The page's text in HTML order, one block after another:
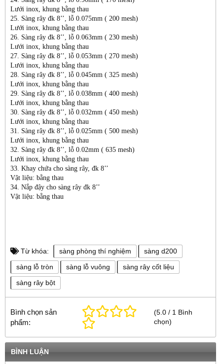
Lưới inox, khung bằng thau
25. Sàng rây đk 8’’, lỗ 0.075mm ( 200 mesh)
Lưới inox, khung bằng thau
26. Sàng rây đk 8’’, lỗ 0.063mm ( 230 mesh)
Lưới inox, khung bằng thau
27. Sàng rây đk 8’’, lỗ 0.053mm ( 270 mesh)
Lưới inox, khung bằng thau
28. Sàng rây đk 8’’, lỗ 0.045mm ( 325 mesh)
Lưới inox, khung bằng thau
29. Sàng rây đk 8’’, lỗ 0.038mm ( 400 mesh)
Lưới inox, khung bằng thau
30. Sàng rây đk 8’’, lỗ 0.032mm ( 450 mesh)
Lưới inox, khung bằng thau
31. Sàng rây đk 8’’, lỗ 0.025mm ( 500 mesh)
Lưới inox, khung bằng thau
32. Sàng rây đk 8’’, lỗ 0.02mm ( 635 mesh)
Lưới inox, khung bằng thau
33. Khay chứa cho sàng rây, đk 8’’
Vật liệu: bằng thau
34. Nắp đậy cho sàng rây đk 8’’
Vật liệu: bằng thau
Từ khóa: sàng phòng thí nghiệm
sàng d200
sàng lỗ tròn
sàng lỗ vuông
sàng rây cốt liệu
sàng rây bột
Bình chọn sản
phẩm:
(5.0 / 1 Bình
chọn)
BÌNH LUẬN